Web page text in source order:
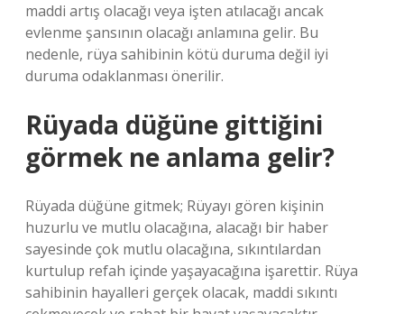
maddi artış olacağı veya işten atılacağı ancak
evlenme şansının olacağı anlamına gelir. Bu
nedenle, rüya sahibinin kötü duruma değil iyi
duruma odaklanması önerilir.
Rüyada düğüne gittiğini
görmek ne anlama gelir?
Rüyada düğüne gitmek; Rüyayı gören kişinin
huzurlu ve mutlu olacağına, alacağı bir haber
sayesinde çok mutlu olacağına, sıkıntılardan
kurtulup refah içinde yaşayacağına işarettir. Rüya
sahibinin hayalleri gerçek olacak, maddi sıkıntı